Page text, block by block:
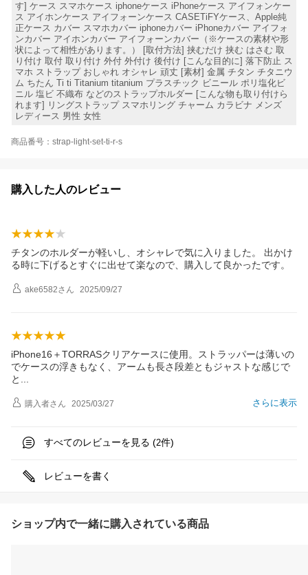
す] ケース スマホケース iphoneケース iPhoneケース アイフォンケー
ス アイホンケース アイフォーンケース CASETiFYケース、Apple純
正ケース カバー スマホカバー iphoneカバー iPhoneカバー アイフォ
ンカバー アイホンカバー アイフォーンカバー（※ケースの素材や形
状によって相性があります。） [取付方法] 挟むだけ 挟む はさむ 取
り付け 取付 取り付け 外付 外付け 後付け [こんな目的に] 落下防止 ス
マホ ストラップ おしゃれ オシャレ 頑丈 [素材] 金属 チタン チタニウ
ム ちたん Ti ti Titanium titanium プラスチック ビニール ポリ塩化ビ
ニル 塩ビ 不織布 などのストラップホルダー [こんな物も取り付けら
れます] リングストラップ スマホリング チャーム カラビナ メンズ
レディース 男性 女性
商品番号：strap-light-set-ti-r-s
購入した人のレビュー
チタンのホルダーが軽いし、オシャレで気に入りました。 出かけ
る時に下げるとすぐに出せて楽なので、購入して良かったです。
ake6582さん 2025/09/27
iPhone16＋TORRASクリアケースに使用。ストラッパーは薄いの
でケースの浮きもなく、アームも長さ段差ともジャストな感じで
と
さらに表示
購入者さん 2025/03/27
すべてのレビューを見る (2件)
レビューを書く
ショップ内で一緒に購入されている商品